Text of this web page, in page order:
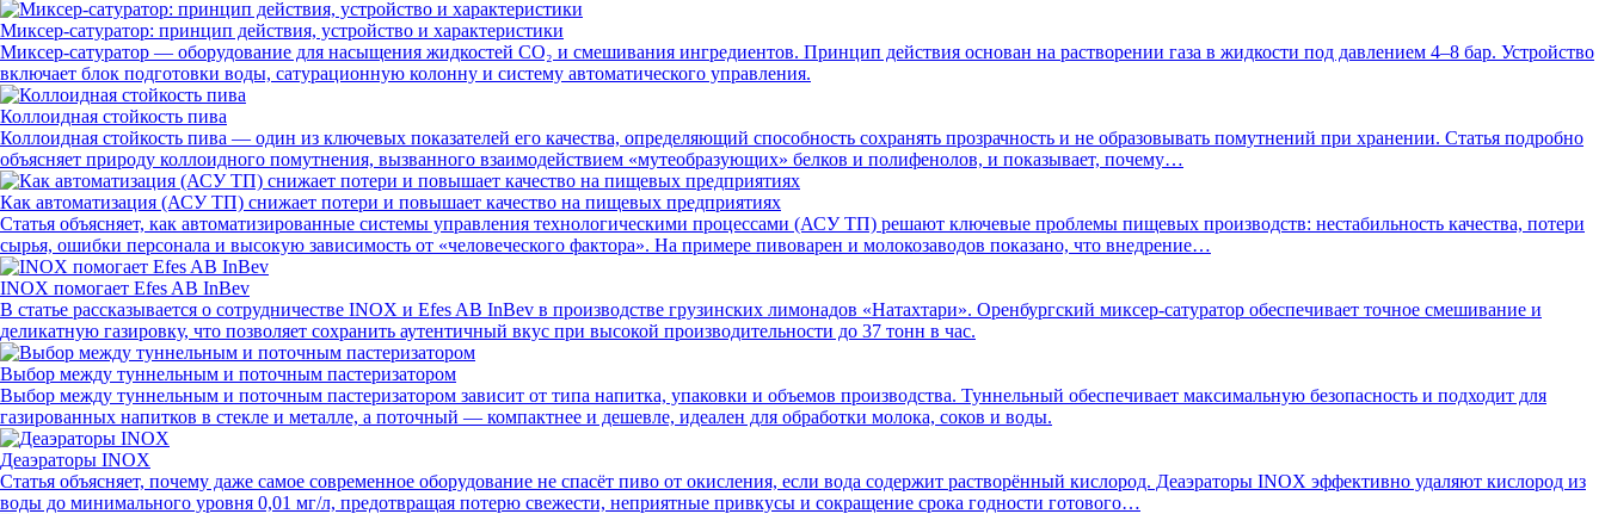
Миксер-сатуратор: принцип действия, устройство и характеристики
Миксер-сатуратор — оборудование для насыщения жидкостей CO₂ и смешивания ингредиентов. Принцип действия основан на растворении газа в жидкости под давлением 4–8 бар. Устройство
включает блок подготовки воды, сатурационную колонну и систему автоматического управления.
Коллоидная стойкость пива
Коллоидная стойкость пива — один из ключевых показателей его качества, определяющий способность сохранять прозрачность и не образовывать помутнений при хранении. Статья подробно
объясняет природу коллоидного помутнения, вызванного взаимодействием «мутеобразующих» белков и полифенолов, и показывает, почему…
Как автоматизация (АСУ ТП) снижает потери и повышает качество на пищевых предприятиях
Статья объясняет, как автоматизированные системы управления технологическими процессами (АСУ ТП) решают ключевые проблемы пищевых производств: нестабильность качества, потери
сырья, ошибки персонала и высокую зависимость от «человеческого фактора». На примере пивоварен и молокозаводов показано, что внедрение…
INOX помогает Efes AB InBev
В статье рассказывается о сотрудничестве INOX и Efes AB InBev в производстве грузинских лимонадов «Натахтари». Оренбургский миксер-сатуратор обеспечивает точное смешивание и
деликатную газировку, что позволяет сохранить аутентичный вкус при высокой производительности до 37 тонн в час.
Выбор между туннельным и поточным пастеризатором
Выбор между туннельным и поточным пастеризатором зависит от типа напитка, упаковки и объемов производства. Туннельный обеспечивает максимальную безопасность и подходит для
газированных напитков в стекле и металле, а поточный — компактнее и дешевле, идеален для обработки молока, соков и воды.
Деаэраторы INOX
Статья объясняет, почему даже самое современное оборудование не спасёт пиво от окисления, если вода содержит растворённый кислород. Деаэраторы INOX эффективно удаляют кислород из
воды до минимального уровня 0,01 мг/л, предотвращая потерю свежести, неприятные привкусы и сокращение срока годности готового…